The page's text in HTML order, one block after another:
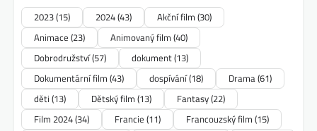
2023(15) 2024(43) Akční film (30)
Animace (23) Animovaný film (40)
Dobrodružství(57) dokument(13)
Dokumentární film (43) dospívání(18) Drama(61)
děti (13) Dětský film (13) Fantasy(22)
Film 2024(34) Francie (11) Francouzský film (15)